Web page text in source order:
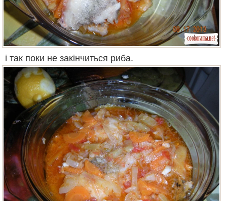
і так поки не закінчиться риба.